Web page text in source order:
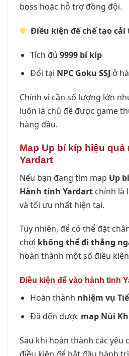
boss hoặc hỗ trợ đồng đội.
Điều kiện để chế tạo
Tích đủ 9999 bí kíp
Đổi tại NPC Goku SSJ ở
Chính vì cần số lượng lớn
luôn là chủ đề được game
hàng đầu.
Map Up bí kíp hiệu quả
Yardart
Nếu bạn đang tìm map Up
Hành tinh Yardart chính là
và tối ưu nhất hiện tại.
Tuy nhiên, để có thể đặt
chơi không thể đi thẳng
hoàn thành một số điều
Điều kiện để vào hành tinh
Hoàn thành nhiệm vụ
Đã đến được map Núi
Sau khi hoàn thành các yêu
điều kiện để bắt đầu hành